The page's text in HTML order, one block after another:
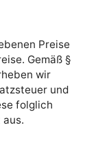
Preise
Gemäß §
wir
und
folglich